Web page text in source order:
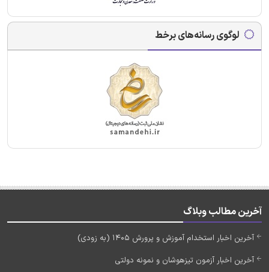
لوگوی رسانه‌های برخط
آخرین مطالب وبلاگ
آخرین اخبار استخدام آموزش و پرورش 1405 (به زودی)
آخرین اخبار آزمون تیزهوشان و نمونه دولتی